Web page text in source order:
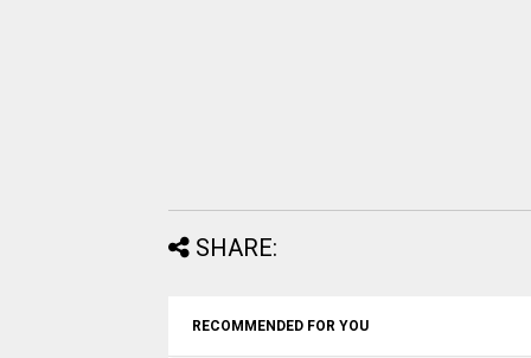
SHARE:
RECOMMENDED FOR YOU